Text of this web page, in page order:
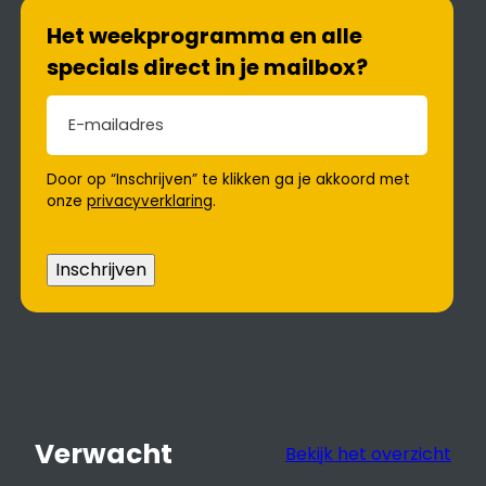
Het weekprogramma en alle
specials direct in je mailbox?
E-mailadres
Door op “Inschrijven” te klikken ga je akkoord met
onzeprivacyverklaring.
Inschrijven
Verwacht Bekijk het overzicht